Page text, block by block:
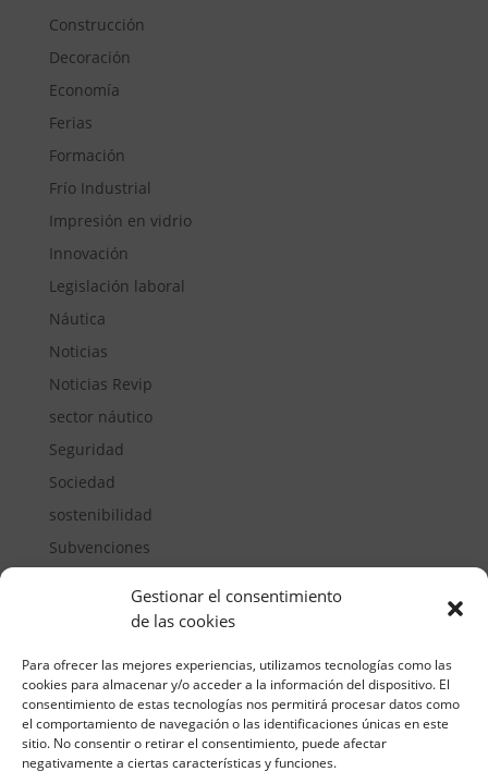
Gestionar el consentimiento
de las cookies
Para ofrecer las mejores experiencias, utilizamos tecnologías como las
cookies para almacenar y/o acceder a la información del dispositivo. El
consentimiento de estas tecnologías nos permitirá procesar datos como
el comportamiento de navegación o las identificaciones únicas en este
sitio. No consentir o retirar el consentimiento, puede afectar
negativamente a ciertas características y funciones.
Construcción
Decoración
Economía
Ferias
Formación
Frío Industrial
Impresión en vidrio
Innovación
Legislación laboral
Náutica
Noticias
Noticias Revip
sector náutico
Seguridad
Sociedad
sostenibilidad
Subvenciones